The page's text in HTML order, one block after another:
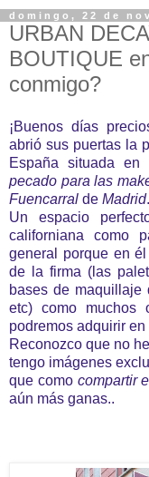
domingo, 22 de
URBAN
BOUTIQUE
conmigo?
¡Buenos días
abrió sus puertas la
España situada
pecado para las
Fuencarral de Madrid.
Un espacio
californiana como
general porque en
de la firma (las
bases de maquillaje
etc) como muchos
podremos adquirir
Reconozco que no
tengo imágenes
que comocompartir
aún más ganas..